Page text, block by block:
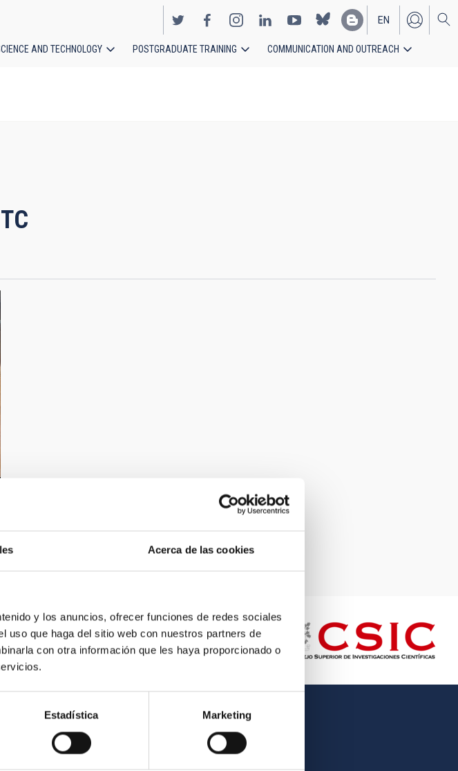
Acerca de las cookies
y los anuncios, ofrecer funciones de redes sociales
uso que haga del sitio web con nuestros partners de
con otra información que les haya proporcionado o
Estadística Marketing
EN
ES
AND TECHNOLOGY POSTGRADUATE TRAINING COMMUNICATION AND OUTREACH
Employment